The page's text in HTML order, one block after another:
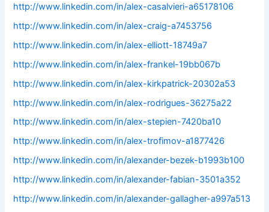
http://www.linkedin.com/in/alex-casalvieri-a65178106
http://www.linkedin.com/in/alex-craig-a7453756
http://www.linkedin.com/in/alex-elliott-18749a7
http://www.linkedin.com/in/alex-frankel-19bb067b
http://www.linkedin.com/in/alex-kirkpatrick-20302a53
http://www.linkedin.com/in/alex-rodrigues-36275a22
http://www.linkedin.com/in/alex-stepien-7420ba10
http://www.linkedin.com/in/alex-trofimov-a1877426
http://www.linkedin.com/in/alexander-bezek-b1993b100
http://www.linkedin.com/in/alexander-fabian-3501a352
http://www.linkedin.com/in/alexander-gallagher-a997a513